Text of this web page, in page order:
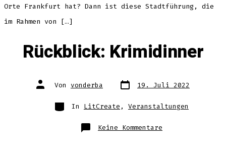
Richtige
für
Orte Frankfurt hat? Dann ist diese Stadtführung, die
im Rahmen von […]
Rückblick: Krimidinner
Autor
des Von vonderba Datum
des
19. Juli 2022
Kategorien
In LitCreate , Veranstaltungen
Keine Kommentare
Rückblick: